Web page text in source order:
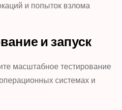
и попыток взлома
и запуск
масштабное тестирование
системах и